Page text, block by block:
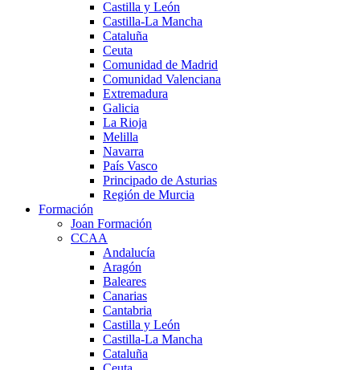
Castilla y León
Castilla-La Mancha
Cataluña
Ceuta
Comunidad de Madrid
Comunidad Valenciana
Extremadura
Galicia
La Rioja
Melilla
Navarra
País Vasco
Principado de Asturias
Región de Murcia
Formación
Joan Formación
CCAA
Andalucía
Aragón
Baleares
Canarias
Cantabria
Castilla y León
Castilla-La Mancha
Cataluña